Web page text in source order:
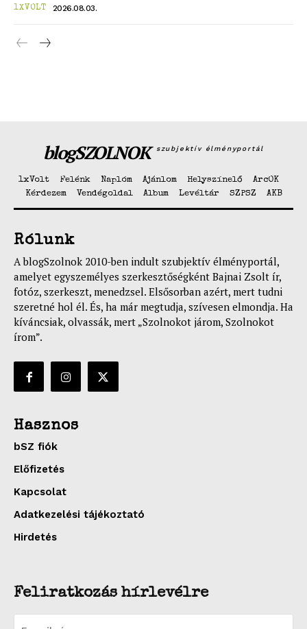
Hasznos
bSZ fiók
1XVOLT 2026.08.03.
blogSZOLNOK szubjektív élményportál
1xVolt Felénk Naplóm Ajánlom Helyszínelő
ArcOK
Kérdezem
Vendégoldal Album Levéltár SZPSZ AKB
Rólunk
A blogSzolnok 2010-ben indult szubjektív élményportál,
amelyet egyszemélyes szerkesztőségként Bajnai Zsolt ír,
fotóz, szerkeszt, menedzsel. Elsősorban azért, mert tudni
szeretné hol él. És, ha már megtudja, szívesen elmondja. Ha
kíváncsiak, olvassák, mert „Szolnokot járom, Szolnokot
írom”.
Hasznos
bSZ fiók
Előfizetés
Kapcsolat
Adatkezelési tájékoztató
Hirdetés
Feliratkozás hírlevélre